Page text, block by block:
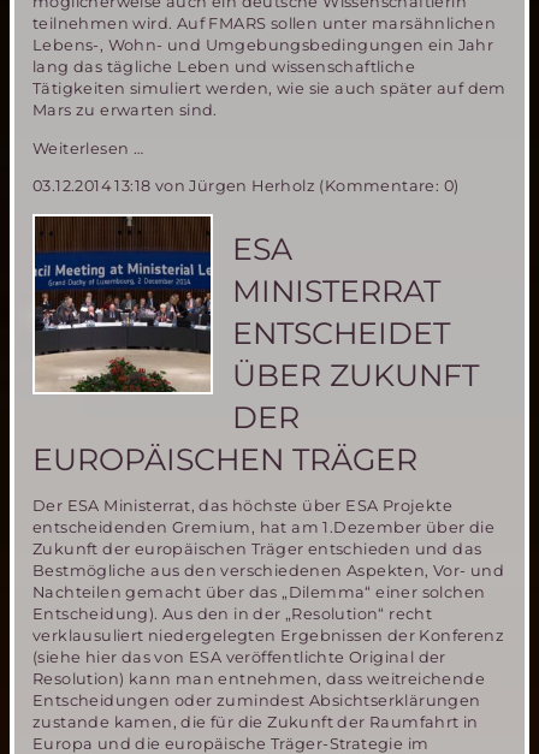
teilnehmen wird. Auf FMARS sollen unter marsähnlichen
Lebens-, Wohn- und Umgebungsbedingungen ein Jahr
lang das tägliche Leben und wissenschaftliche
Tätigkeiten simuliert werden, wie sie auch später auf dem
Mars zu erwarten sind.
Weiterlesen …
in
engerer
Auswahl
für
einjährige
Mars
Simulations
in
der
03.12.2014 13:18 von Jürgen Herholz (Kommentare: 0)
ESA
MINISTERRAT
ENTSCHEIDET
ÜBER ZUKUNFT
DER
EUROPÄISCHEN TRÄGER
Der ESA Ministerrat, das höchste über ESA Projekte
entscheidenden Gremium, hat am 1.Dezember über die
Zukunft der europäischen Träger entschieden und das
Bestmögliche aus den verschiedenen Aspekten, Vor- und
Nachteilen gemacht über das „Dilemma“ einer solchen
Entscheidung). Aus den in der „Resolution“ recht
verklausuliert niedergelegten Ergebnissen der Konferenz
(siehe hier das von ESA veröffentlichte Original der
Resolution) kann man entnehmen, dass weitreichende
Entscheidungen oder zumindest Absichtserklärungen
zustande kamen, die für die Zukunft der Raumfahrt in
Europa und die europäische Träger-Strategie im